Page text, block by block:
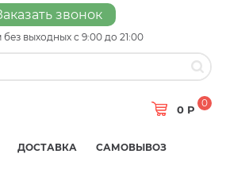
звонок
без выходных с 9:00 до 21:00
0 Р
0
ДОСТАВКА САМОВЫВОЗ